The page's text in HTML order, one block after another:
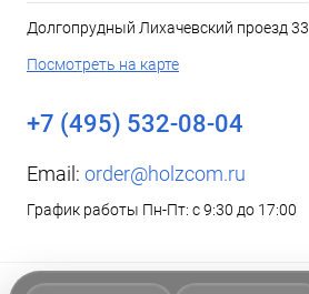
Долгопрудный Лихачевский проезд 33
Посмотреть на карте
+7 (495) 532-08-04
Email: order@holzcom.ru
График работы Пн-Пт: с 9:30 до 17:00